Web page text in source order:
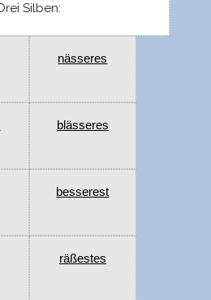
Silben:
nässeres
blässeres
besserest
räßestes